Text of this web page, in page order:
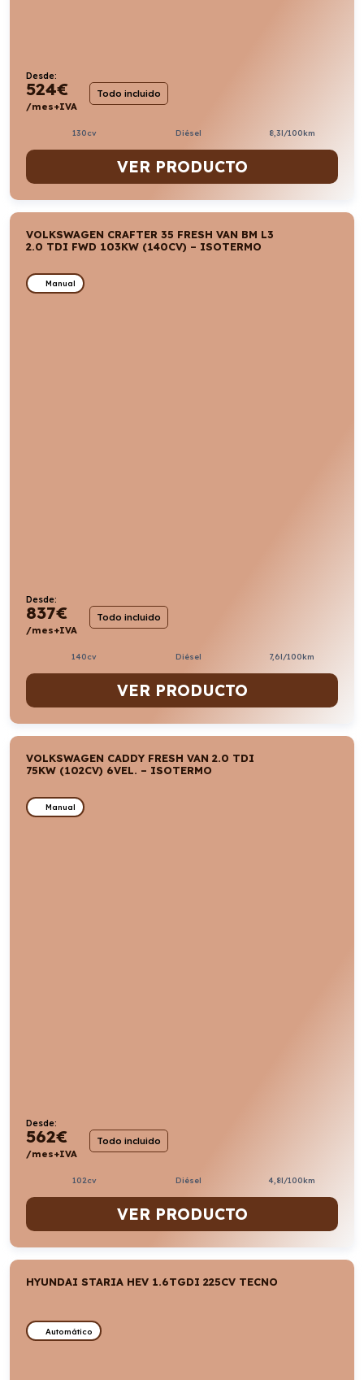
Desde:
524€
/mes+IVA
Todo incluido
130cv Diésel 8,3l/100km
VER PRODUCTO
VOLKSWAGEN CRAFTER 35 FRESH VAN BM L3
2.0 TDI FWD 103KW (140CV) – ISOTERMO
Manual
Desde:
837€
/mes+IVA
Todo incluido
140cv Diésel 7,6l/100km
VER PRODUCTO
VOLKSWAGEN CADDY FRESH VAN 2.0 TDI
75KW (102CV) 6VEL. – ISOTERMO
Manual
Desde:
562€
/mes+IVA
Todo incluido
102cv Diésel 4,8l/100km
VER PRODUCTO
HYUNDAI STARIA HEV 1.6TGDI 225CV TECNO
Automático